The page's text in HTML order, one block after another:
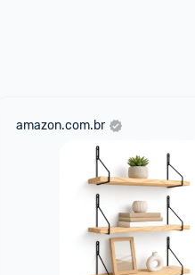
amazon.com.br